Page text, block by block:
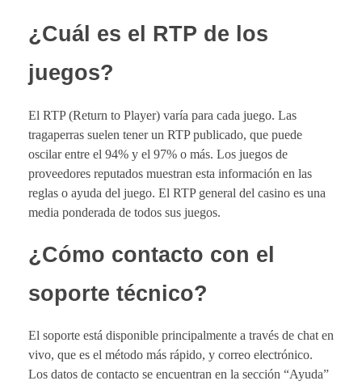
¿Cuál es el RTP de los
juegos?
El RTP (Return to Player) varía para cada juego. Las
tragaperras suelen tener un RTP publicado, que puede
oscilar entre el 94% y el 97% o más. Los juegos de
proveedores reputados muestran esta información en las
reglas o ayuda del juego. El RTP general del casino es una
media ponderada de todos sus juegos.
¿Cómo contacto con el
soporte técnico?
El soporte está disponible principalmente a través de chat en
vivo, que es el método más rápido, y correo electrónico.
Los datos de contacto se encuentran en la sección “Ayuda”